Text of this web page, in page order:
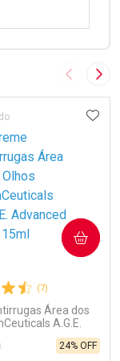
Imagem
(7)
Área dos
A.G.E.
24% OFF
COMPRAR